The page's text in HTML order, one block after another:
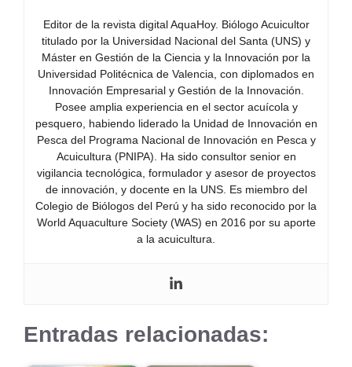
Editor de la revista digital AquaHoy. Biólogo Acuicultor
titulado por la Universidad Nacional del Santa (UNS) y
Máster en Gestión de la Ciencia y la Innovación por la
Universidad Politécnica de Valencia, con diplomados en
Innovación Empresarial y Gestión de la Innovación.
Posee amplia experiencia en el sector acuícola y
pesquero, habiendo liderado la Unidad de Innovación en
Pesca del Programa Nacional de Innovación en Pesca y
Acuicultura (PNIPA). Ha sido consultor senior en
vigilancia tecnológica, formulador y asesor de proyectos
de innovación, y docente en la UNS. Es miembro del
Colegio de Biólogos del Perú y ha sido reconocido por la
World Aquaculture Society (WAS) en 2016 por su aporte
a la acuicultura.
Entradas relacionadas: